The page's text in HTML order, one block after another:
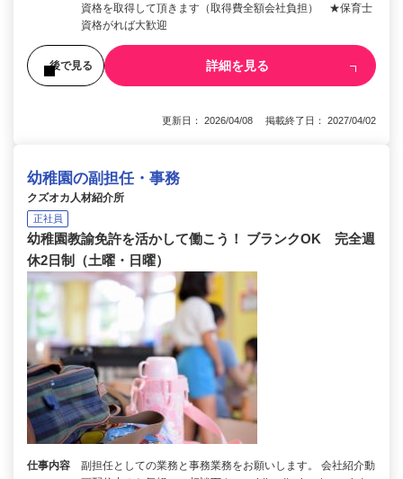
資格を取得して頂きます（取得費全額会社負担） ★保育士
資格がれば大歓迎
後で見る 詳細を見る
更新日： 2026/04/08 掲載終了日： 2027/04/02
幼稚園の副担任・事務
クズオカ人材紹介所
正社員
幼稚園教諭免許を活かして働こう！ ブランクOK 完全週
休2日制（土曜・日曜）
仕事内容
副担任としての業務と事務業務をお願いします。 会社紹介動